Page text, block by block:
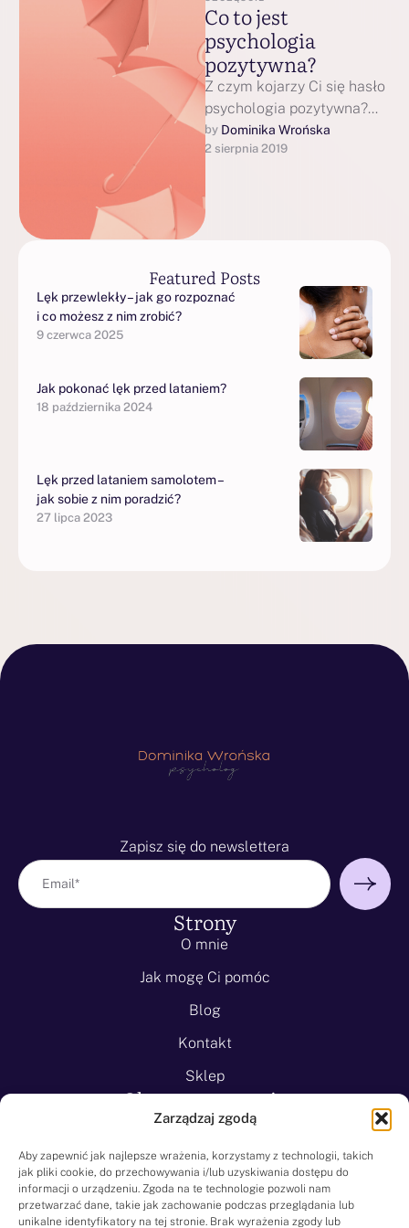
Zarządzaj zgodą
Aby zapewnić jak najlepsze wrażenia, korzystamy z technologii, takich
jak pliki cookie, do przechowywania i/lub uzyskiwania dostępu do
informacji o urządzeniu. Zgoda na te technologie pozwoli nam
przetwarzać dane, takie jak zachowanie podczas przeglądania lub
unikalne identyfikatory na tej stronie. Brak wyrażenia zgody lub
Co to jest
psychologia
pozytywna?
Z czym kojarzy Ci się hasło
psychologia pozytywna?
Czy jedynie z pozytywnymi
emocjami i wieczną
by Dominika Wrońska
2 sierpnia 2019
Featured Posts
Lęk przewlekły – jak go rozpoznać
i co możesz z nim zrobić?
9 czerwca 2025
Jak pokonać lęk przed lataniem?
18 października 2024
Lęk przed lataniem samolotem –
jak sobie z nim poradzić?
27 lipca 2023
Zapisz się do newslettera
Strony
O mnie
Jak mogę Ci pomóc
Blog
Kontakt
Sklep
Obszary wsparcia
Lęk przed lataniem
Lęk uogólniony
Lęk przed śmiercią
Klaustrofobia